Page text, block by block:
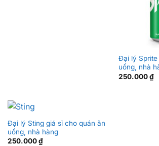
Đại lý Sprite
uống, nhà
250.000₫
Đại lý Sting giá sỉ cho quán ăn
uống, nhà hàng
250.000₫